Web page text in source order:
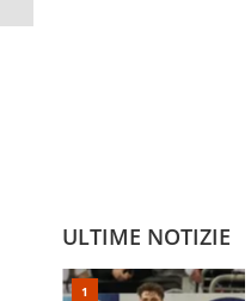
ULTIME NOTIZIE